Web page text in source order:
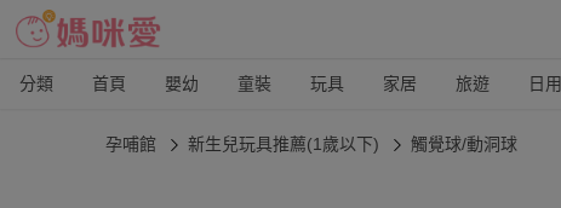
分類 首頁 嬰幼 童裝 玩具 家居 旅遊 日用
孕哺館 新生兒玩具推薦(1歲以下) 觸覺球/動洞球